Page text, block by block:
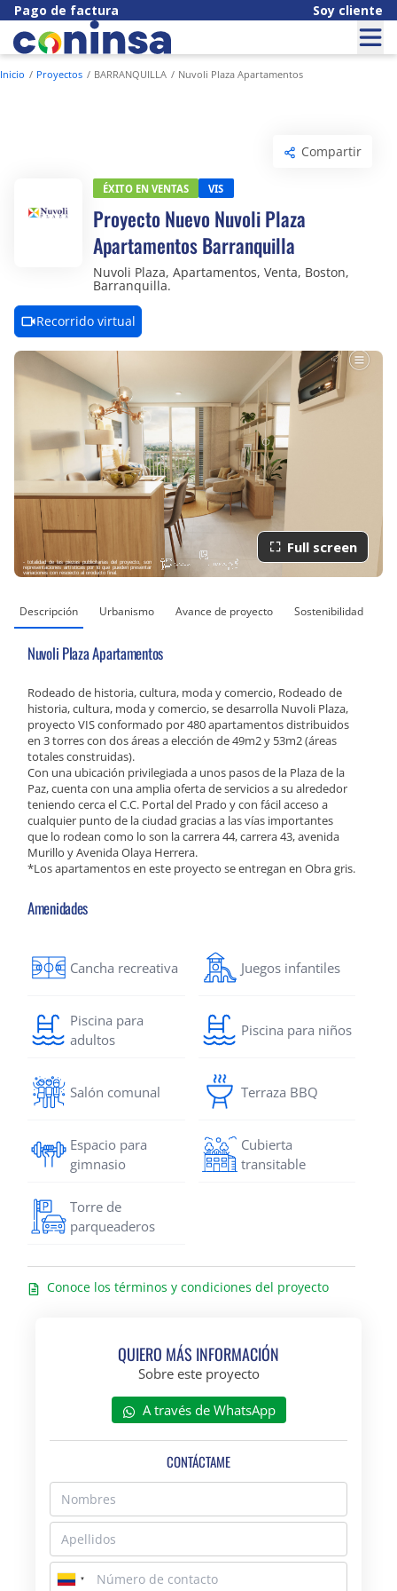
Pago de factura Soy cliente
Inicio Proyectos BARRANQUILLA Nuvoli Plaza Apartamentos
Compartir
Éxito en ventas VIS
Proyecto Nuevo Nuvoli Plaza
Apartamentos Barranquilla
Nuvoli Plaza, Apartamentos, Venta, Boston,
Barranquilla.
Recorrido virtual
Full screen
Descripción Urbanismo Avance de proyecto Sostenibilidad
Nuvoli Plaza Apartamentos
Rodeado de historia, cultura, moda y comercio, Rodeado de
historia, cultura, moda y comercio, se desarrolla Nuvoli Plaza,
proyecto VIS conformado por 480 apartamentos distribuidos
en 3 torres con dos áreas a elección de 49m2 y 53m2 (áreas
totales construidas).
Con una ubicación privilegiada a unos pasos de la Plaza de la
Paz, cuenta con una amplia oferta de servicios a su alrededor
teniendo cerca el C.C. Portal del Prado y con fácil acceso a
cualquier punto de la ciudad gracias a las vías importantes
que lo rodean como lo son la carrera 44, carrera 43, avenida
Murillo y Avenida Olaya Herrera.
*Los apartamentos en este proyecto se entregan en Obra gris.
Amenidades
Cancha recreativa Juegos infantiles
Piscina para
adultos
Piscina para niños
Salón comunal Terraza BBQ
Espacio para
gimnasio
Cubierta
transitable
Torre de
parqueaderos
Conoce los términos y condiciones del proyecto
QUIERO MÁS INFORMACIÓN
Sobre este proyecto
A través de WhatsApp
CONTÁCTAME